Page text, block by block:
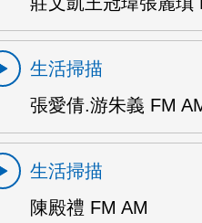
生活掃描
張愛倩.游朱義 FM
生活掃描
陳殿禮 FM AM